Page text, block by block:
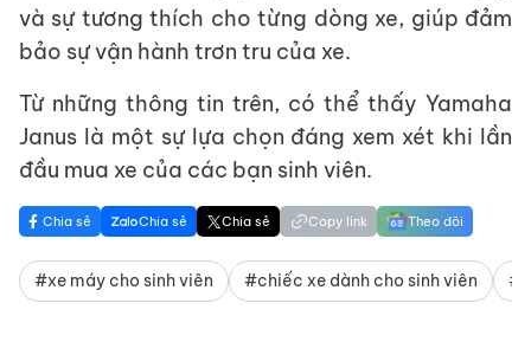
và sự tương thích cho từng dòng xe, giúp đảm
bảo sự vận hành trơn tru của xe.
Từ những thông tin trên, có thể thấy Yamaha
Janus là một sự lựa chọn đáng xem xét khi lần
đầu mua xe của các bạn sinh viên.
Chia sẻ Chia sẻ Chia sẻ Copy link Theo dõi
#xe máy cho sinh viên #chiếc xe dành cho sinh viên